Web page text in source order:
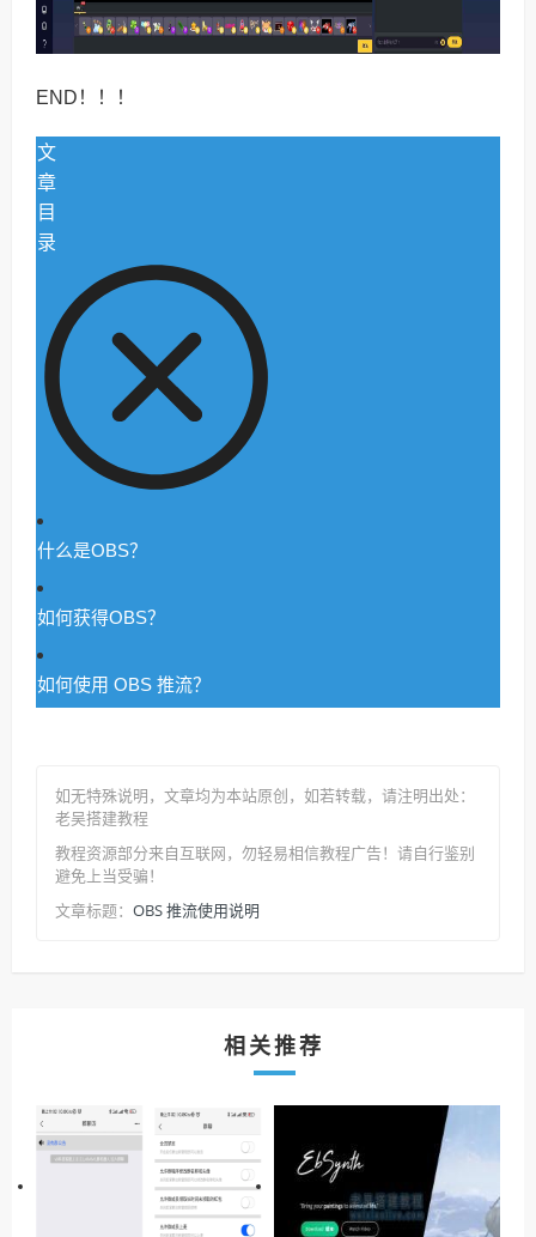
END！！！
文
章
目
录
什么是OBS？
如何获得OBS？
如何使用 OBS 推流？
如无特殊说明，文章均为本站原创 ，如若转载，请注明出处：
老吴搭建教程
教程资源部分来自互联网，勿轻易相信教程广告！请自行鉴别
避免上当受骗！
文章标题： OBS 推流使用说明
相关推荐